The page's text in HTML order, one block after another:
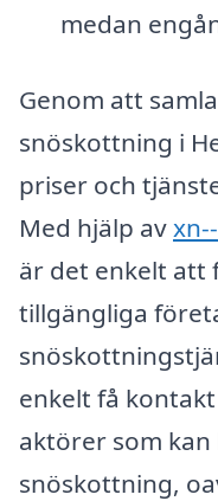
medan
Genom att
snöskottning i
priser och
Med hjälp av
är det enkelt att
tillgängliga
enkelt få
aktörer som
snöskottning,